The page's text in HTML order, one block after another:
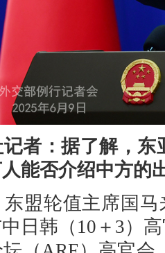
者：据了解，
能否介绍中方的
盟轮值主席国
日韩（10＋3）